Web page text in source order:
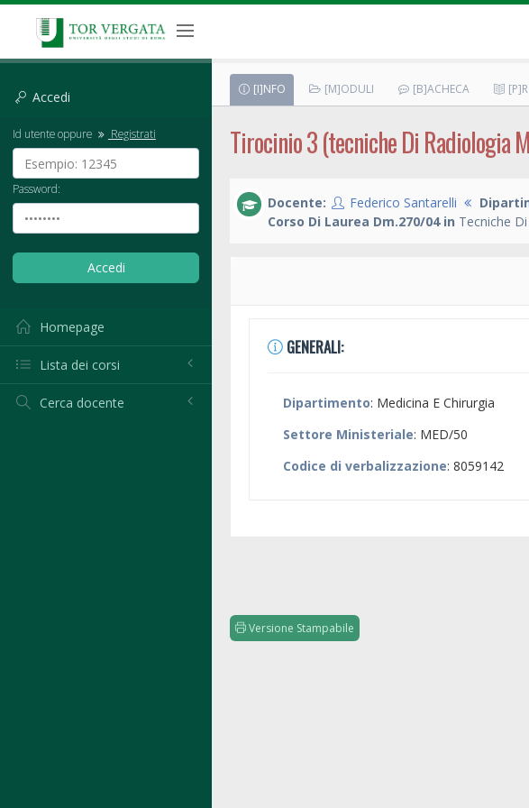
Accedi
Id utente oppure Registrati
Password:
Homepage
Lista dei corsi
Cerca docente
[I]NFO [M]ODULI [B]ACHECA
Tirocinio 3 (tecniche Di Radiologia
Docente: Federico Santarelli
Corso Di Laurea Dm.270/04 in Tecniche
GENERALI:
Dipartimento: Medicina E Chirurgia
Settore Ministeriale: MED/50
Codice di verbalizzazione: 8059142
Versione Stampabile